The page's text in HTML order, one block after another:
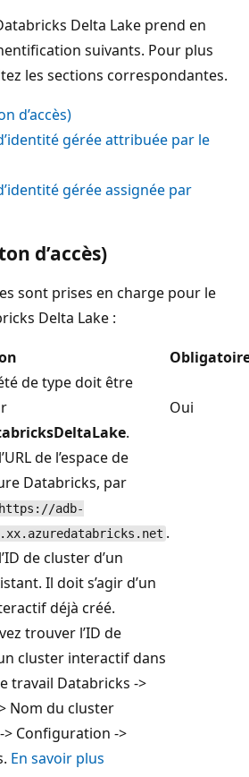
Delta Lake prend en
suivants. Pour plus
les sections correspondantes.
d’accès)
gérée attribuée par le
gérée assignée par
d’accès)
sont prises en charge pour le
Delta Lake :
de type doit être
.
Oui
de l’espace de
Databricks, par
https://adb-
.
de cluster d’un
Il doit s’agir d’un
déjà créé.
trouver l’ID de
cluster interactif dans
travail Databricks ->
Nom du cluster
Configuration ->
En savoir plus